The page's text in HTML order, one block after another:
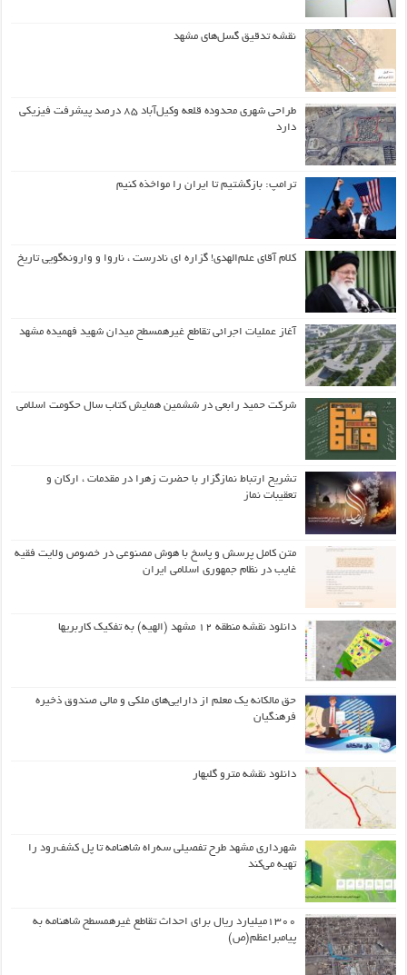
نقشه تدقیق گسل‌های مشهد
طراحی شهری محدوده قلعه وکیل‌آباد ۸۵ درصد پیشرفت فیزیکی
دارد
ترامپ: بازگشتیم تا ایران را مواخذه کنیم
کلام آقای علم‌الهدی! گزاره ای نادرست ، ناروا و وارونه‌گویی تاریخ
آغاز عملیات اجرائی تقاطع غیرهمسطح میدان شهید فهمیده مشهد
شرکت حمید رابعی در ششمین همایش کتاب سال حکومت اسلامی
تشریح ارتباط نمازگزار با حضرت زهرا در مقدمات ، ارکان و
تعقیبات نماز
متن کامل پرسش و پاسخ با هوش مصنوعی در خصوص ولایت فقیه
غایب در نظام جمهوری اسلامی ایران
دانلود نقشه منطقه ۱۲ مشهد (الهیه) به تفکیک کاربریها
حق مالکانه یک معلم از دارایی‌های ملکی و مالی صندوق ذخیره
فرهنگیان
دانلود نقشه مترو گلبهار
شهرداری مشهد طرح تفصیلی سه‌راه شاهنامه تا پل کشف‌رود را
تهیه می‌کند
۱۳۰۰میلیارد ریال برای احداث تقاطع غیرهمسطح شاهنامه به
پیامبراعظم(ص)